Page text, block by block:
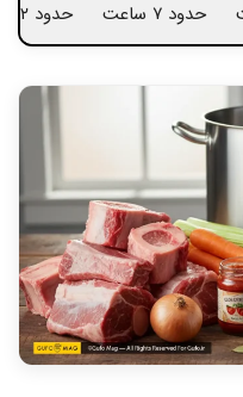
حدود ۷ ساعت حدود ۲ پیمانه سس